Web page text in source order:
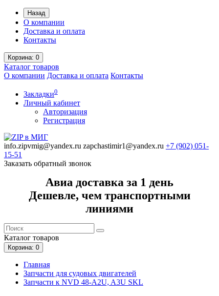
Назад
О компании
Доставка и оплата
Контакты
Корзина: 0
Каталог товаров
О компании Доставка и оплата Контакты
Закладки0
Личный кабинет
Авторизация
Регистрация
info.zipvmig@yandex.ru zapchastimir1@yandex.ru +7 (902) 051-
15-51
Заказать обратный звонок
Авиа доставка за 1 день
Дешевле, чем транспортными
линиями
Каталог товаров
Корзина: 0
Главная
Запчасти для судовых двигателей
Запчасти к NVD 48-A2U, A3U SKL